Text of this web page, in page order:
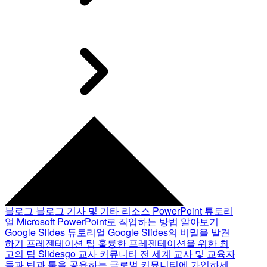
블로그 블로그 기사 및 기타 리소스 PowerPoint 튜토리
얼 Microsoft PowerPoint로 작업하는 방법 알아보기
Google Slides 튜토리얼 Google Slides의 비밀을 발견
하기 프레젠테이션 팁 훌륭한 프레젠테이션을 위한 최
고의 팁 Slidesgo 교사 커뮤니티 전 세계 교사 및 교육자